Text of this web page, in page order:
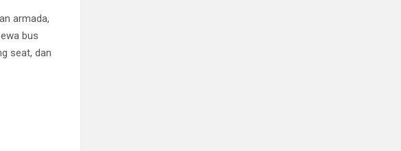
armada,
bus
seat, dan